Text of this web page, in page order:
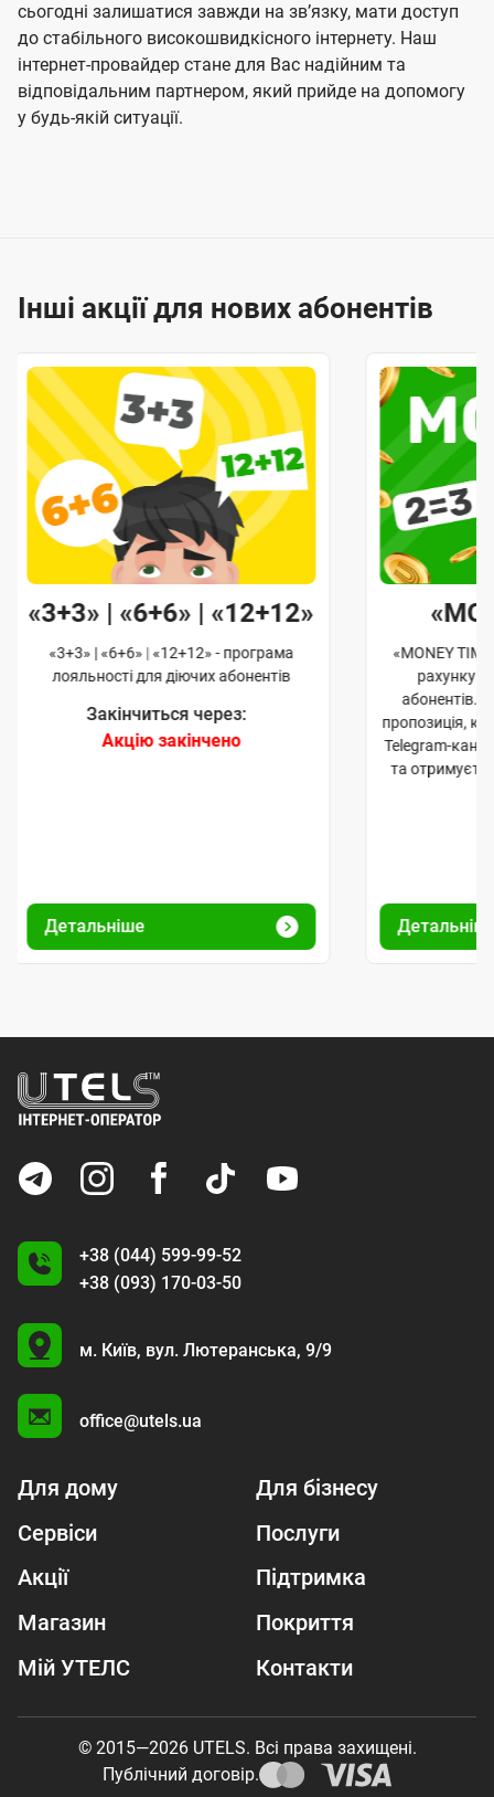
сьогодні залишатися завжди на звʼязку, мати доступ
до стабільного високошвидкісного інтернету. Наш
інтернет-провайдер стане для Вас надійним та
відповідальним партнером, який прийде на допомогу
у будь-якій ситуації.
Інші акції для нових абонентів
«3+3» | «6+6» | «12+12»
«3+3» | «6+6» | «12+12» - програма
лояльності для діючих абонентів
Закінчиться через:
Акцію закінчено
Детальніше
«MONEY
рахунку
абонентів.
пропозиція,
Telegram-
та
+38 (044) 599-99-52
+38 (093) 170-03-50
U
м. Київ, вул. Лютеранська, 9/9
office@utels.ua
Для дому
Для бізнесу
Сервіси
Послуги
Акції
Підтримка
Магазин
Покриття
Мій УТЕЛС
Контакти
© 2015—2026 UTELS. Всі права захищені.
Публічний договір.